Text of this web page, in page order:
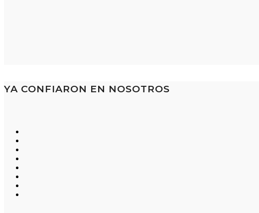
YA CONFIARON EN NOSOTROS